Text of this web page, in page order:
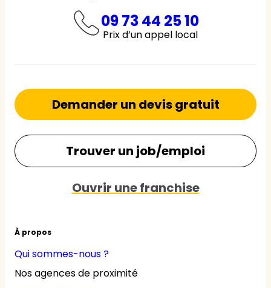
09 73 44 25 10
Prix d’un appel local
À propos
Qui sommes-nous ?
Nos agences de proximité
Demander un devis gratuit
Trouver un job/emploi
Ouvrir une franchise